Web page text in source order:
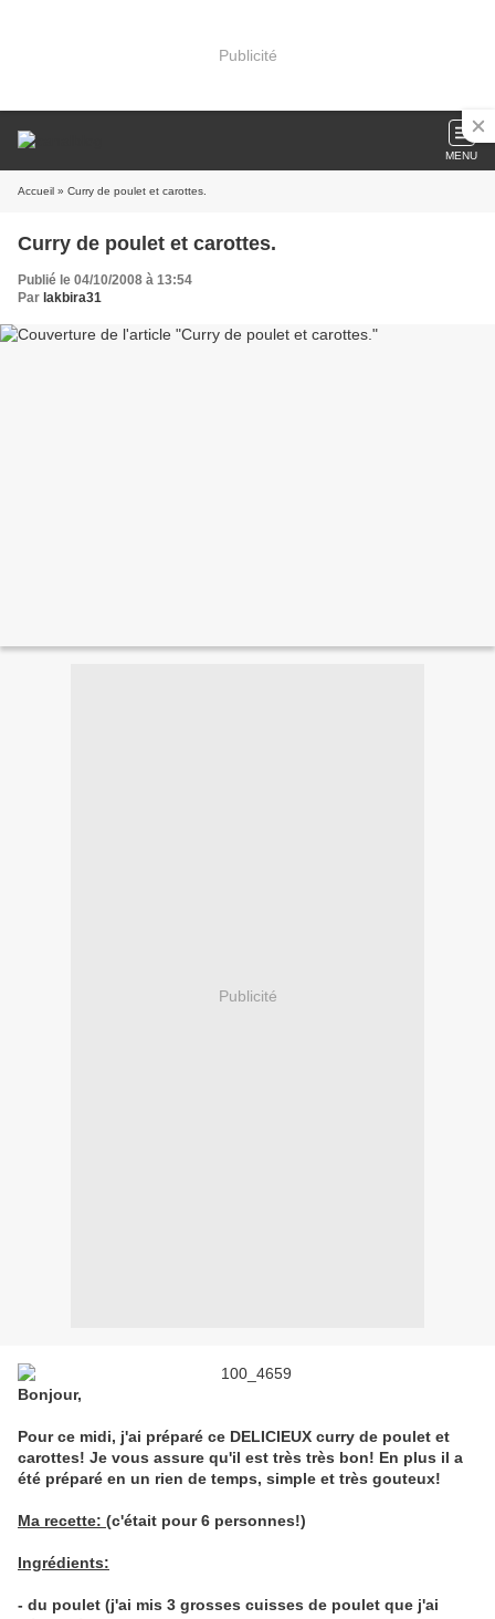
Publicité
MENU
Accueil » Curry de poulet et carottes.
Curry de poulet et carottes.
Publié le 04/10/2008 à 13:54
Par lakbira31
Publicité
Bonjour,
Pour ce midi, j'ai préparé ce DELICIEUX curry de poulet et
carottes! Je vous assure qu'il est très très bon! En plus il a
été préparé en un rien de temps, simple et très gouteux!
Ma recette: (c'était pour 6 personnes!)
Ingrédients:
- du poulet (j'ai mis 3 grosses cuisses de poulet que j'ai